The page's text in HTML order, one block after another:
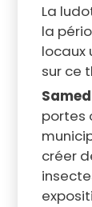
La
la
locaux
sur ce
portes
créer